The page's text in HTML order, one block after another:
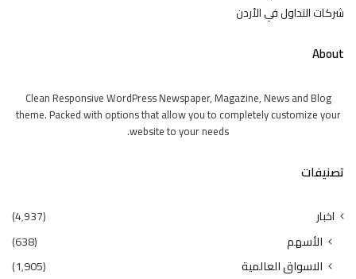
شركات التداول في الأردن
About
Clean Responsive WordPress Newspaper, Magazine, News and Blog
theme. Packed with options that allow you to completely customize your
website to your needs.
تصنيفات
اخبار (4٬937)
الأسهم
(638)
الاسواق العالمية
(1٬905)